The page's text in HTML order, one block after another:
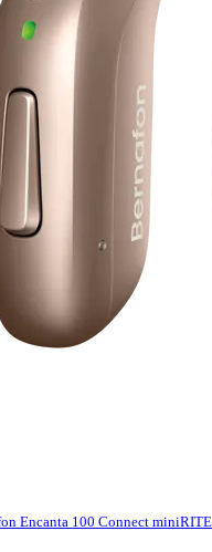
Encanta 100 Connect